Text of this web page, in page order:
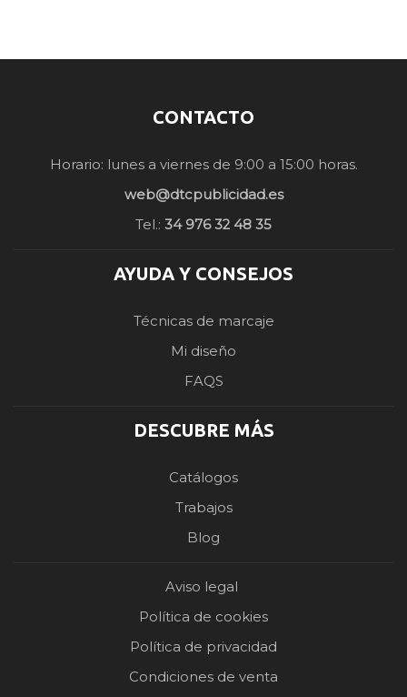
CONTACTO
Horario: lunes a viernes de 9:00 a 15:00 horas.
web@dtcpublicidad.es
Tel.: 34 976 32 48 35
AYUDA Y CONSEJOS
Técnicas de marcaje
Mi diseño
FAQS
DESCUBRE MÁS
Catálogos
Trabajos
Blog
Aviso legal
Política de cookies
Política de privacidad
Condiciones de venta